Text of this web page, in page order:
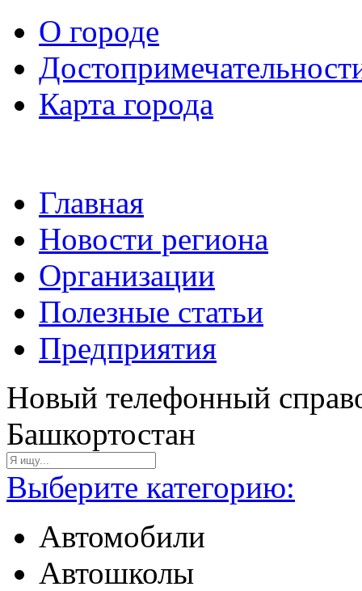
О городе
Карта города
Главная
Новости региона
Организации
Полезные статьи
Предприятия
Новый телефонный
Башкортостан
Выберите категорию:
Автомобили
Автошколы